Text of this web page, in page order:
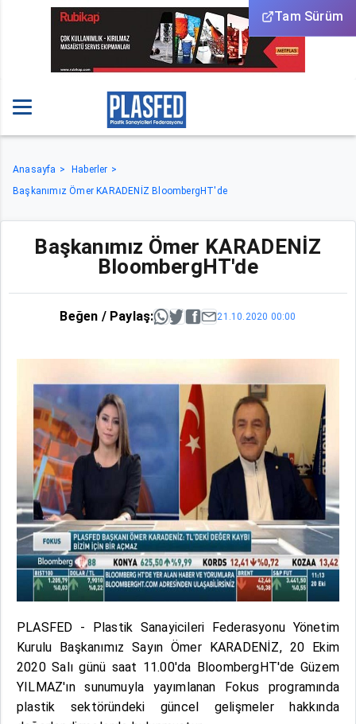
Tam Sürüm
Anasayfa
Haberler
Başkanımız Ömer KARADENİZ BloombergHT'de
Başkanımız Ömer KARADENİZ
BloombergHT'de
Beğen / Paylaş: 21.10.2020 00:00
PLASFED - Plastik Sanayicileri Federasyonu Yönetim
Kurulu Başkanımız Sayın Ömer KARADENİZ, 20 Ekim
2020 Salı günü saat 11.00'da BloombergHT'de Güzem
YILMAZ'ın sunumuyla yayımlanan Fokus programında
plastik sektöründeki güncel gelişmeler hakkında